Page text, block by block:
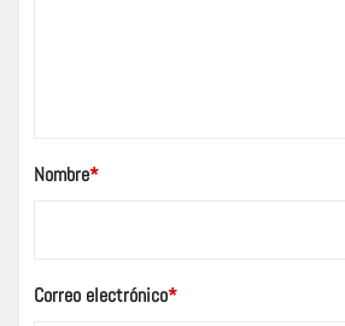
Nombre*
Correo electrónico*